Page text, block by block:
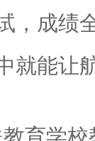
，成绩
就能让